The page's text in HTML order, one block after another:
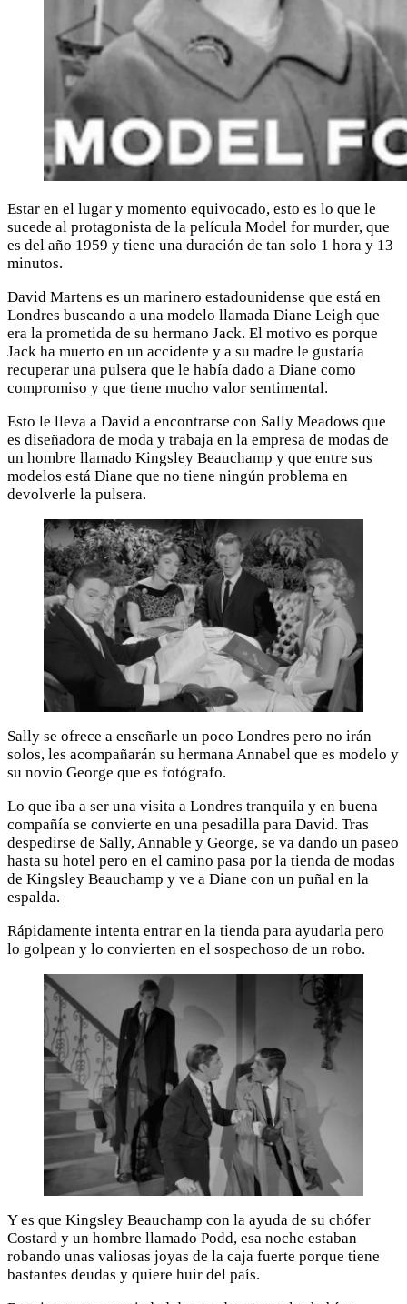
Estar en el lugar y momento equivocado, esto es lo que le
sucede al protagonista de la película Model for murder, que
es del año 1959 y tiene una duración de tan solo 1 hora y 13
minutos.
David Martens es un marinero estadounidense que está en
Londres buscando a una modelo llamada Diane Leigh que
era la prometida de su hermano Jack. El motivo es porque
Jack ha muerto en un accidente y a su madre le gustaría
recuperar una pulsera que le había dado a Diane como
compromiso y que tiene mucho valor sentimental.
Esto le lleva a David a encontrarse con Sally Meadows que
es diseñadora de moda y trabaja en la empresa de modas de
un hombre llamado Kingsley Beauchamp y que entre sus
modelos está Diane que no tiene ningún problema en
devolverle la pulsera.
Sally se ofrece a enseñarle un poco Londres pero no irán
solos, les acompañarán su hermana Annabel que es modelo y
su novio George que es fotógrafo.
Lo que iba a ser una visita a Londres tranquila y en buena
compañía se convierte en una pesadilla para David. Tras
despedirse de Sally, Annable y George, se va dando un paseo
hasta su hotel pero en el camino pasa por la tienda de modas
de Kingsley Beauchamp y ve a Diane con un puñal en la
espalda.
Rápidamente intenta entrar en la tienda para ayudarla pero
lo golpean y lo convierten en el sospechoso de un robo.
Y es que Kingsley Beauchamp con la ayuda de su chófer
Costard y un hombre llamado Podd, esa noche estaban
robando unas valiosas joyas de la caja fuerte porque tiene
bastantes deudas y quiere huir del país.